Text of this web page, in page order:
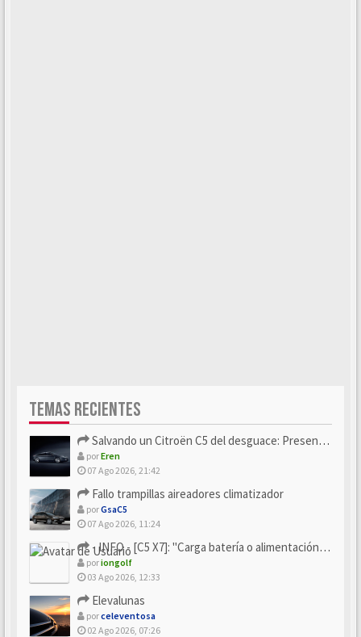
TEMAS RECIENTES
Salvando un Citroën C5 del desguace: Presentación y seguimiento
porEren
07 Ago 2026, 21:42
Fallo trampillas aireadores climatizador
porGsaC5
07 Ago 2026, 11:24
- INFO - [C5 X7]: "Carga batería o alimentación eléctri...
poriongolf
03 Ago 2026, 12:33
Elevalunas
porceleventosa
02 Ago 2026, 07:26